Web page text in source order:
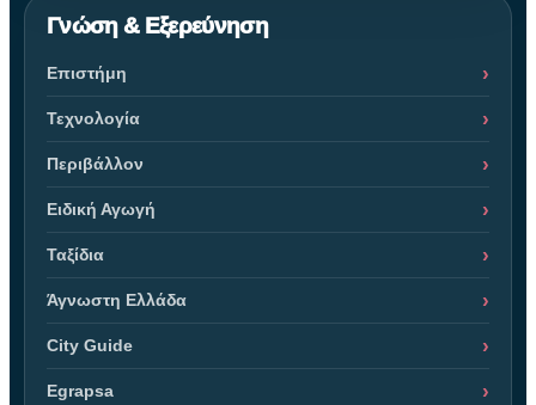
Γνώση & Εξερεύνηση
Επιστήμη
Τεχνολογία
Περιβάλλον
Ειδική Αγωγή
Ταξίδια
Άγνωστη Ελλάδα
City Guide
Egrapsa